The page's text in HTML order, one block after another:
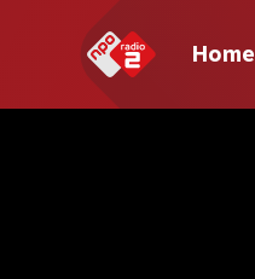
Home